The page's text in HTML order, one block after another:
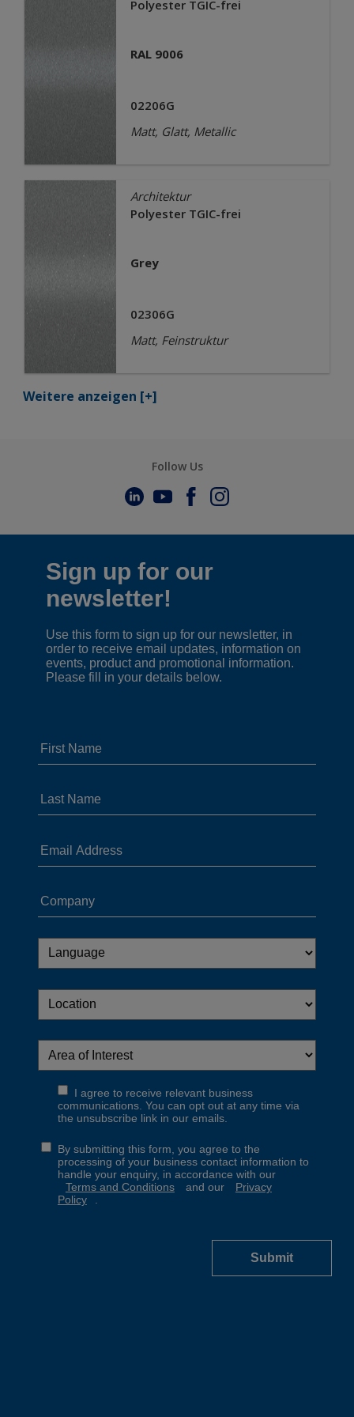
Polyester TGIC-frei
RAL 9006
02206G
Matt, Glatt, Metallic
Architektur
Polyester TGIC-frei
Grey
02306G
Matt, Feinstruktur
Weitere anzeigen [+]
Follow Us